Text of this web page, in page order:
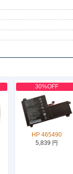
30%OFF
HP 465490
5,839 円